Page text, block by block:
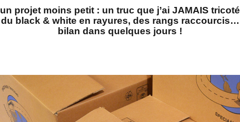
un projet moins petit : un truc que j’ai JAMAIS tricoté
du black & white en rayures, des rangs raccourcis…
bilan dans quelques jours !